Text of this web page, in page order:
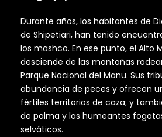
Durante años, los habitantes de
de Shipetiari, han tenido
los mashco. En ese punto, el Alto
desciende de las montañas
Parque Nacional del Manu. Sus
abundancia de peces y ofrecen
fértiles territorios de caza; y
de palma y las humeantes
selváticos.